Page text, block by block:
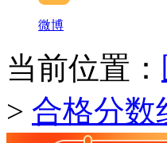
微博
当前位置：
> 合格分数